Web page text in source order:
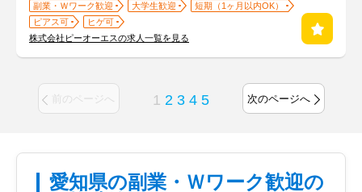
副業・Ｗワーク歓迎 大学生歓迎
短期（1ヶ月以内OK）
ピアス可
ヒゲ可
株式会社ピーオーエスの求人一覧を見る
前のページへ 1 2 3 4 5 次のページへ
愛知県の副業・Ｗワーク歓迎の